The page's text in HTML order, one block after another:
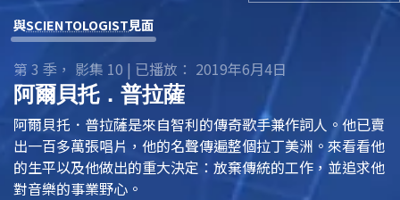
與SCIENTOLOGIST見面
第 3 季， 影集 10 | 已播放： 2019年6月4日
阿爾貝托．普拉薩
阿爾貝托．普拉薩是來自智利的傳奇歌手兼作詞人。他已賣
出一百多萬張唱片，他的名聲傳遍整個拉丁美洲。來看看他
的生平以及他做出的重大決定：放棄傳統的工作，並追求他
對音樂的事業野心。